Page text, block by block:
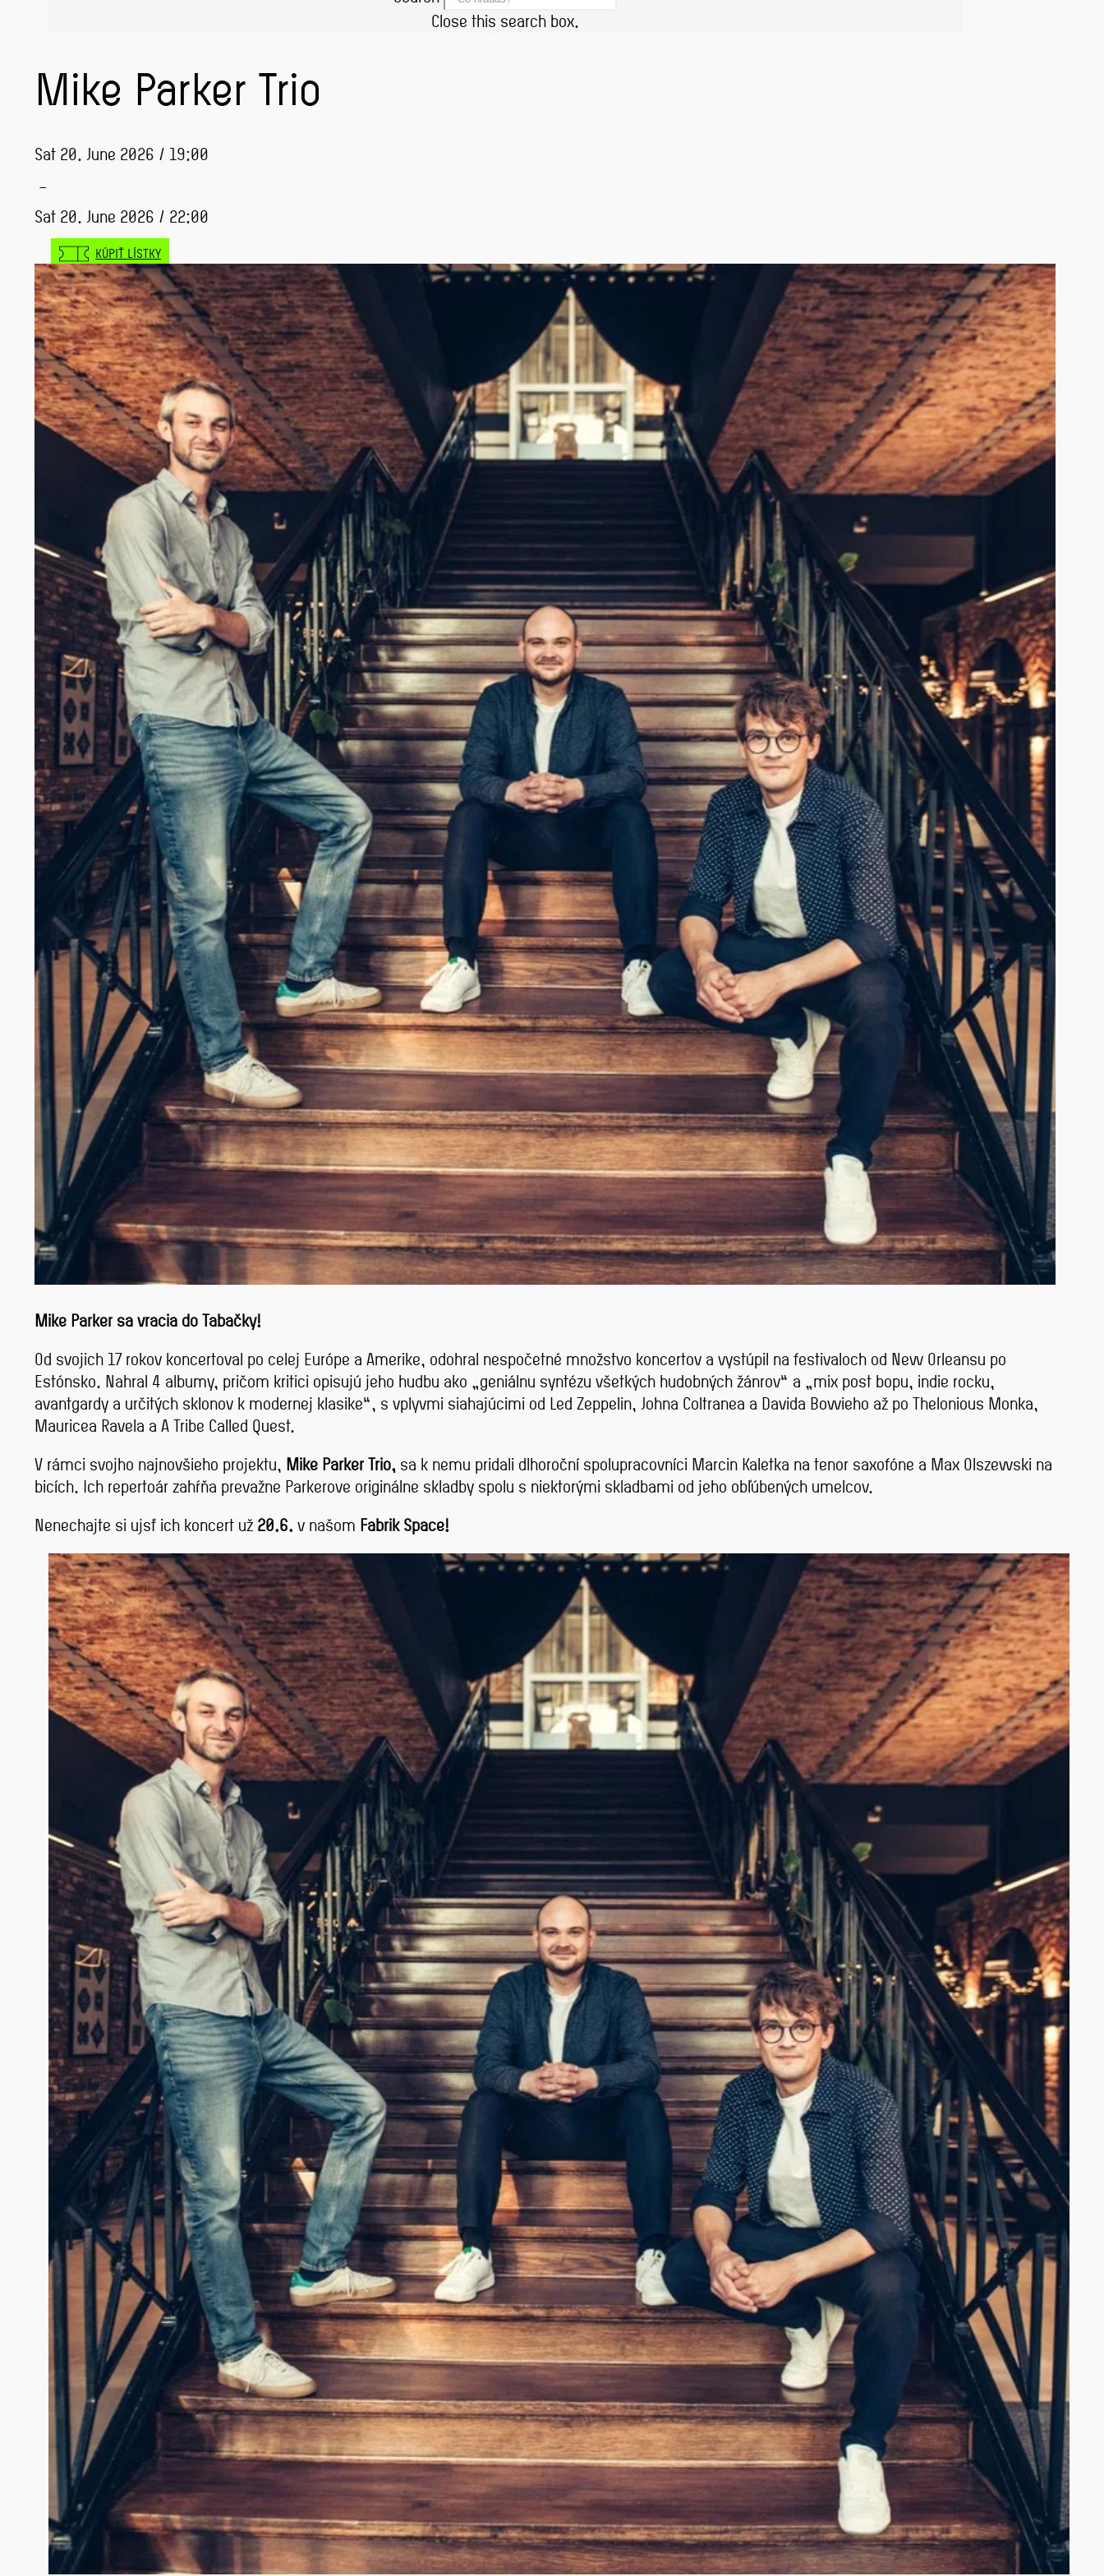
Close this search box.
Mike Parker Trio
Sat 20. June 2026 / 19:00
–
Sat 20. June 2026 / 22:00
KÚPIŤ LÍSTKY
Mike Parker sa vracia do Tabačky!
Od svojich 17 rokov koncertoval po celej Európe a Amerike, odohral nespočetné množstvo koncertov a vystúpil na festivaloch od New Orleansu po
Estónsko. Nahral 4 albumy, pričom kritici opisujú jeho hudbu ako „geniálnu syntézu všetkých hudobných žánrov“ a „mix post bopu, indie rocku,
avantgardy a určitých sklonov k modernej klasike“, s vplyvmi siahajúcimi od Led Zeppelin, Johna Coltranea a Davida Bowieho až po Thelonious Monka,
Mauricea Ravela a A Tribe Called Quest.
V rámci svojho najnovšieho projektu, Mike Parker Trio, sa k nemu pridali dlhoroční spolupracovníci Marcin Kaletka na tenor saxofóne a Max Olszewski na
bicích. Ich repertoár zahŕňa prevažne Parkerove originálne skladby spolu s niektorými skladbami od jeho obľúbených umelcov.
Nenechajte si ujsť ich koncert už 20.6. v našom Fabrik Space!